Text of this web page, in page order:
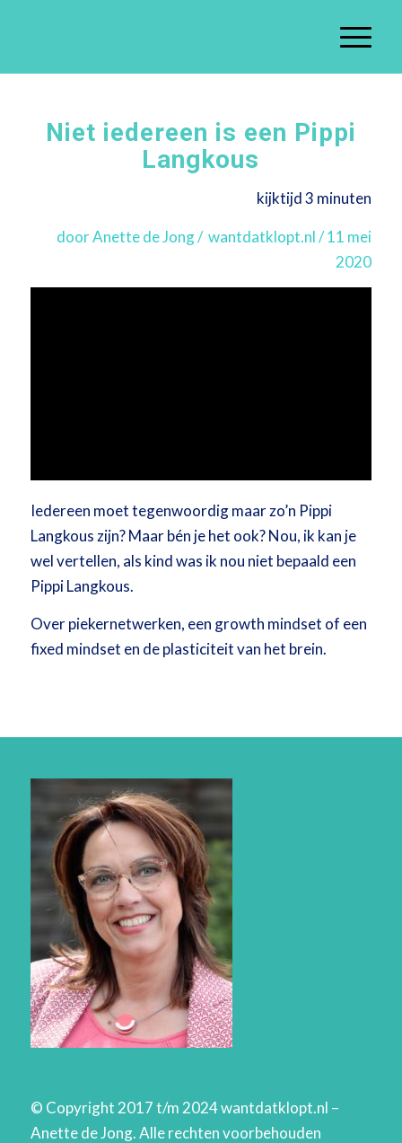
Niet iedereen is een Pippi
Langkous
kijktijd 3 minuten
door Anette de Jong / wantdatklopt.nl / 11 mei
2020
Iedereen moet tegenwoordig maar zo’n Pippi
Langkous zijn? Maar bén je het ook? Nou, ik kan je
wel vertellen, als kind was ik nou niet bepaald een
Pippi Langkous.
Over piekernetwerken, een growth mindset of een
fixed mindset en de plasticiteit van het brein.
© Copyright 2017 t/m 2024 wantdatklopt.nl –
Anette de Jong. Alle rechten voorbehouden